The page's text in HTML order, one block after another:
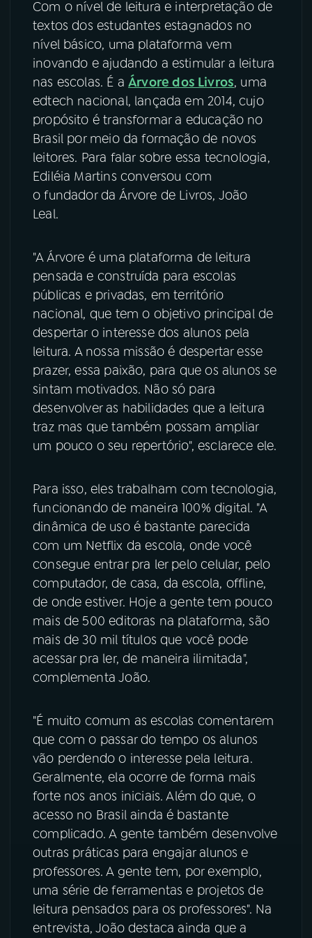
YouTube Facebook
Instagram X
TikTok
Com o nível de leitura e interpretação de
textos dos estudantes estagnados no
nível básico, uma plataforma vem
inovando e ajudando a estimular a leitura
nas escolas. É aÁrvore dos Livros, uma
edtech nacional, lançada em 2014, cujo
propósito é transformar a educação no
Brasil por meio da formação de novos
leitores. Para falar sobre essa tecnologia,
Ediléia Martins conversou com
o fundador da Árvore de Livros, João
Leal.
"A Árvore é uma plataforma de leitura
pensada e construída para escolas
públicas e privadas, em território
nacional, que tem o objetivo principal de
despertar o interesse dos alunos pela
leitura. A nossa missão é despertar esse
prazer, essa paixão, para que os alunos se
sintam motivados. Não só para
desenvolver as habilidades que a leitura
traz mas que também possam ampliar
um pouco o seu repertório", esclarece ele.
Para isso, eles trabalham com tecnologia,
funcionando de maneira 100% digital. "A
dinâmica de uso é bastante parecida
com um Netflix da escola, onde você
consegue entrar pra ler pelo celular, pelo
computador, de casa, da escola, offline,
de onde estiver. Hoje a gente tem pouco
mais de 500 editoras na plataforma, são
mais de 30 mil títulos que você pode
acessar pra ler, de maneira ilimitada",
complementa João.
"É muito comum as escolas comentarem
que com o passar do tempo os alunos
vão perdendo o interesse pela leitura.
Geralmente, ela ocorre de forma mais
forte nos anos iniciais. Além do que, o
acesso no Brasil ainda é bastante
complicado. A gente também desenvolve
outras práticas para engajar alunos e
professores. A gente tem, por exemplo,
uma série de ferramentas e projetos de
leitura pensados para os professores". Na
entrevista, João destaca ainda que a